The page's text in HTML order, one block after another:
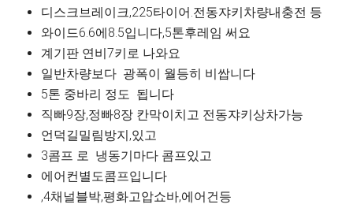
디스크브레이크,225타이어.전동쟈키차량내충전 등
와이드6.6에8.5입니다,5톤후레임 써요
계기판 연비7키로 나와요
일반차량보다 광폭이 월등히 비쌉니다
5톤 중바리 정도 됩니다
직빠9장,정빠8장 칸막이치고 전동쟈키상차가능
언덕길밀림방지,있고
3콤프 로 냉동기마다 콤프있고
에어컨별도콤프입니다
,4채널블박,평화고압쇼바,에어건등